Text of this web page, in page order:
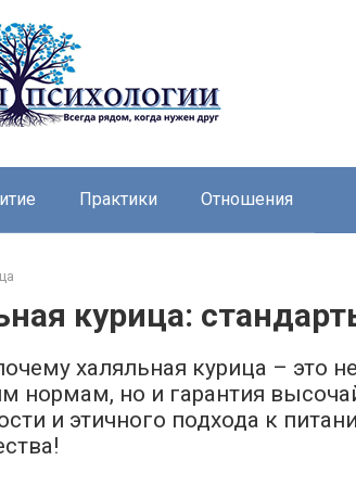
Практики Отношения
курица:
халяльная курица – это
нормам, но и гарантия
и этичного подхода к